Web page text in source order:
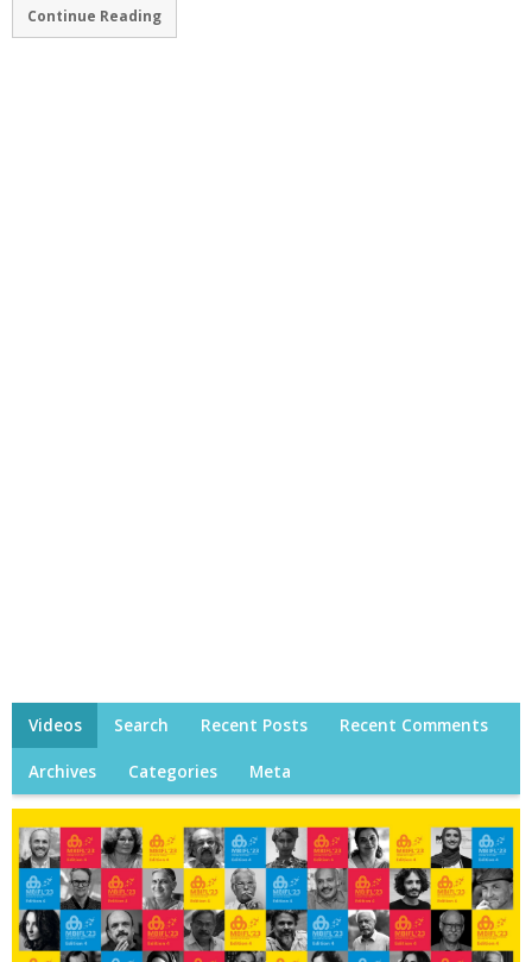
Continue Reading
Videos Search Recent Posts Recent Comments
Archives Categories Meta